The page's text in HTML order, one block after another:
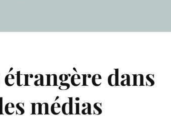
dans
médias